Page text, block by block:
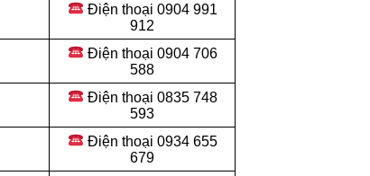
Điện thoại 0904 991
912
Điện thoại 0904 706
588
Điện thoại 0835 748
593
Điện thoại 0934 655
679